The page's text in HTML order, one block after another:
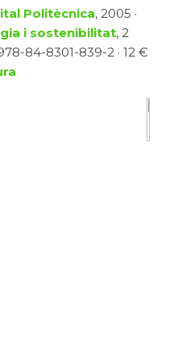
Politècnica, 2005 ·
i sostenibilitat, 2
84-8301-839-2 · 12 €